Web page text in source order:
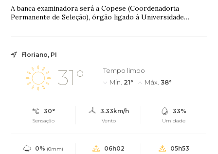
A banca examinadora será a Copese (Coordenadoria
Permanente de Seleção), órgão ligado à Universidade
Floriano, PI
31°
Tempo limpo
Mín. 21° Máx. 38°
30°
Sensação
3.33km/h
Vento
33%
Umidade
0% (0mm) 06h02 05h53